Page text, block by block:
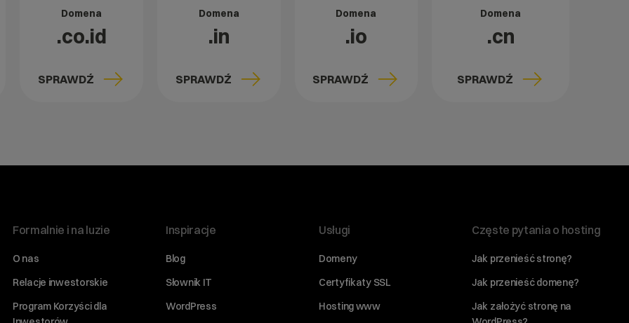
Domena
.co.id
SPRAWDŹ
Domena
.in
SPRAWDŹ
Domena
.io
SPRAWDŹ
Domena
.cn
SPRAWDŹ
Formalnie i na luzie
O nas
Relacje inwestorskie
Program Korzyści dla
Inspiracje
Blog
Słownik IT
WordPress
Usługi
Domeny
Certyfikaty SSL
Hosting www
Częste pytania o hosting
Jak przenieść stronę?
Jak przenieść domenę?
Jak założyć stronę na